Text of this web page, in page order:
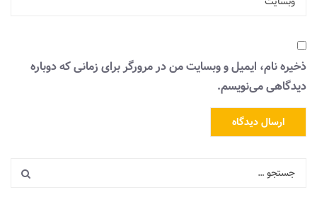
ذخیره نام، ایمیل و وبسایت من در مرورگر برای زمانی که دوباره
دیدگاهی می‌نویسم.